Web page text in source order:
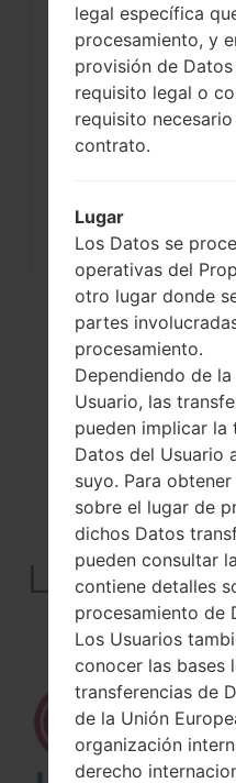
¿Cómo
a través del
El
legal específica
procesamiento, y
provisión de
requisito legal o
requisito
contrato.
Lugar
Los Datos se
operativas del
otro lugar donde
partes
procesamiento.
Dependiendo de
Usuario, las
pueden implicar la
Datos del Usuario
suyo. Para
sobre el lugar de
dichos Datos
pueden consultar
contiene detalles
procesamiento de
Los Usuarios
conocer las bases
transferencias de
de la Unión
organización
derecho